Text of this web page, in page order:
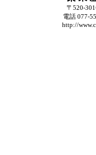
〒520-
電話 077-
http://